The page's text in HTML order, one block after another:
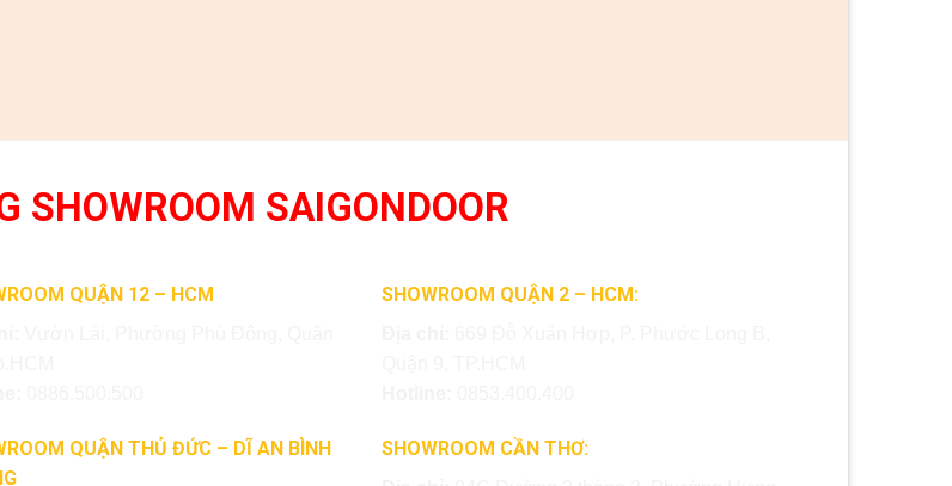
SHOWROOM SAIGONDOOR
QUẬN 12 – HCM
QUẬN THỦ ĐỨC – DĨ AN BÌNH
SHOWROOM QUẬN 2 – HCM:
SHOWROOM CẦN THƠ: